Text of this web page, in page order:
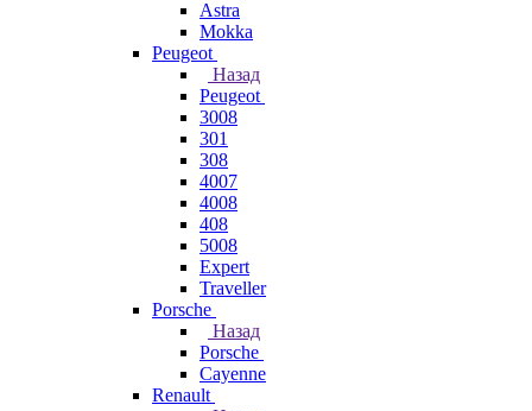
Astra
Mokka
Peugeot
Назад
Peugeot
3008
301
308
4007
4008
408
5008
Expert
Traveller
Porsche
Назад
Porsche
Cayenne
Renault